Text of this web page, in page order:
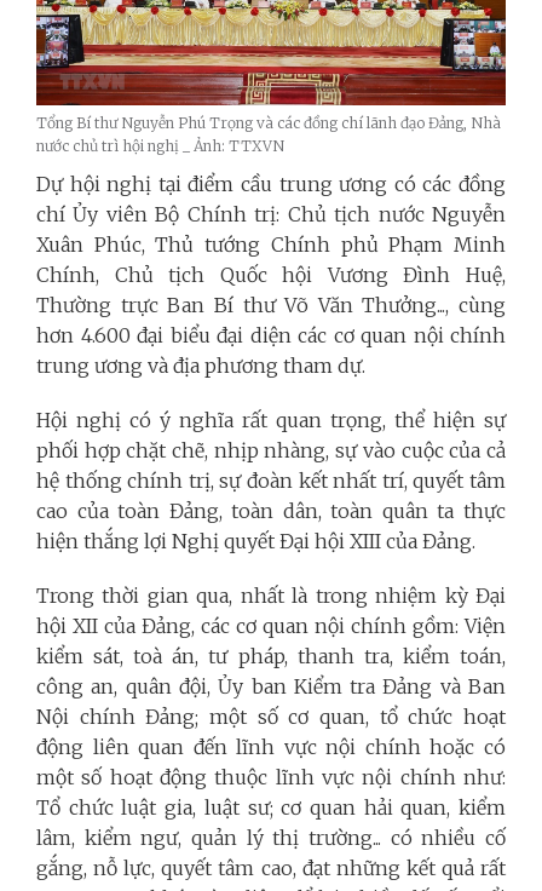
Tổng Bí thư Nguyễn Phú Trọng và các đồng chí lãnh đạo Đảng, Nhà
nước chủ trì hội nghị _ Ảnh: TTXVN
Dự hội nghị tại điểm cầu trung ương có các đồng
chí Ủy viên Bộ Chính trị: Chủ tịch nước Nguyễn
Xuân Phúc, Thủ tướng Chính phủ Phạm Minh
Chính, Chủ tịch Quốc hội Vương Đình Huệ,
Thường trực Ban Bí thư Võ Văn Thưởng..., cùng
hơn 4.600 đại biểu đại diện các cơ quan nội chính
trung ương và địa phương tham dự.
Hội nghị có ý nghĩa rất quan trọng, thể hiện sự
phối hợp chặt chẽ, nhịp nhàng, sự vào cuộc của cả
hệ thống chính trị, sự đoàn kết nhất trí, quyết tâm
cao của toàn Đảng, toàn dân, toàn quân ta thực
hiện thắng lợi Nghị quyết Đại hội XIII của Đảng.
Trong thời gian qua, nhất là trong nhiệm kỳ Đại
hội XII của Đảng, các cơ quan nội chính gồm: Viện
kiểm sát, toà án, tư pháp, thanh tra, kiểm toán,
công an, quân đội, Ủy ban Kiểm tra Đảng và Ban
Nội chính Đảng; một số cơ quan, tổ chức hoạt
động liên quan đến lĩnh vực nội chính hoặc có
một số hoạt động thuộc lĩnh vực nội chính như:
Tổ chức luật gia, luật sư; cơ quan hải quan, kiểm
lâm, kiểm ngư, quản lý thị trường... có nhiều cố
gắng, nỗ lực, quyết tâm cao, đạt những kết quả rất